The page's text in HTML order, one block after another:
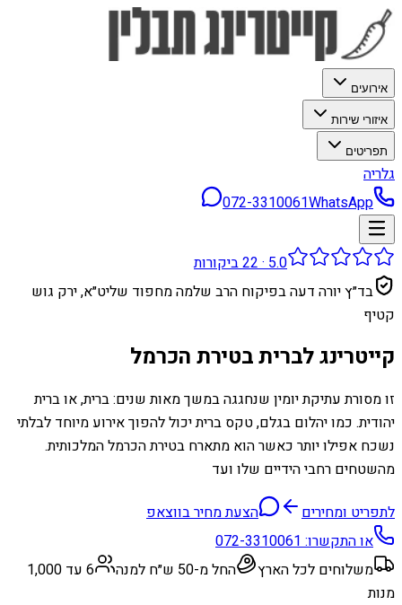
אירועים
איזורי שירות
תפריטים
גלריה
072-3310061WhatsApp
5.0
·
22ביקורות
בד״ץ יורה דעה בפיקוח הרב שלמה מחפוד שליט״א, ירק גוש
קטיף
קייטרינג לברית בטירת הכרמל
זו מסורת עתיקת יומין שנחגגה במשך מאות שנים: ברית, או ברית
יהודית. כמו יהלום בגלם, טקס ברית יכול להפוך אירוע מיוחד לבלתי
נשכח אפילו יותר כאשר הוא מתארח בטירת הכרמל המלכותית.
מהשטחים רחבי הידיים שלו ועד
לתפריט ומחירים
הצעת מחיר בווצאפ
או התקשרו:072-3310061
משלוחים לכל הארץ
החל מ-50 ש״ח למנה
6 עד 1,000
מנות